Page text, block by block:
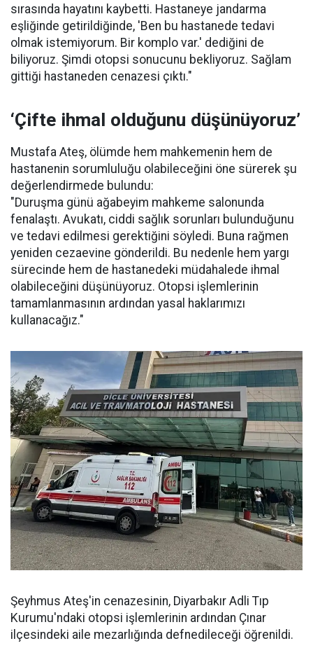
sırasında hayatını kaybetti. Hastaneye jandarma
eşliğinde getirildiğinde, 'Ben bu hastanede tedavi
olmak istemiyorum. Bir komplo var.' dediğini de
biliyoruz. Şimdi otopsi sonucunu bekliyoruz. Sağlam
gittiği hastaneden cenazesi çıktı."
‘Çifte ihmal olduğunu düşünüyoruz’
Mustafa Ateş, ölümde hem mahkemenin hem de
hastanenin sorumluluğu olabileceğini öne sürerek şu
değerlendirmede bulundu:
"Duruşma günü ağabeyim mahkeme salonunda
fenalaştı. Avukatı, ciddi sağlık sorunları bulunduğunu
ve tedavi edilmesi gerektiğini söyledi. Buna rağmen
yeniden cezaevine gönderildi. Bu nedenle hem yargı
sürecinde hem de hastanedeki müdahalede ihmal
olabileceğini düşünüyoruz. Otopsi işlemlerinin
tamamlanmasının ardından yasal haklarımızı
kullanacağız."
Şeyhmus Ateş'in cenazesinin, Diyarbakır Adli Tıp
Kurumu'ndaki otopsi işlemlerinin ardından Çınar
ilçesindeki aile mezarlığında defnedileceği öğrenildi.